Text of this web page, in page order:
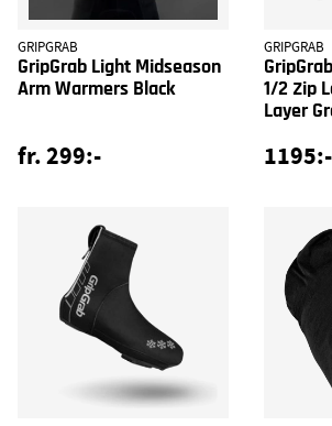
GRIPGRAB
GripGrab Light Midseason
Arm Warmers Black
fr. 299:-
GRIPGRAB
1/2 Zip
Layer
1195:-